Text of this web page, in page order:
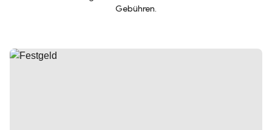
Gebühren.